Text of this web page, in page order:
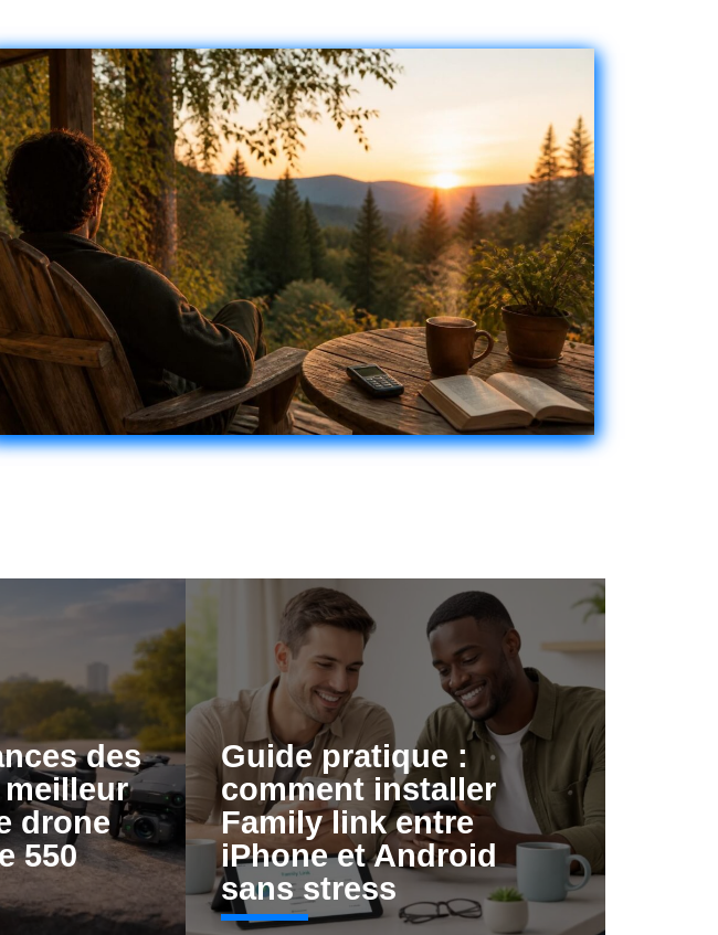
des
drone
550
Guide pratique :
comment installer
Family link entre
iPhone et Android
sans stress